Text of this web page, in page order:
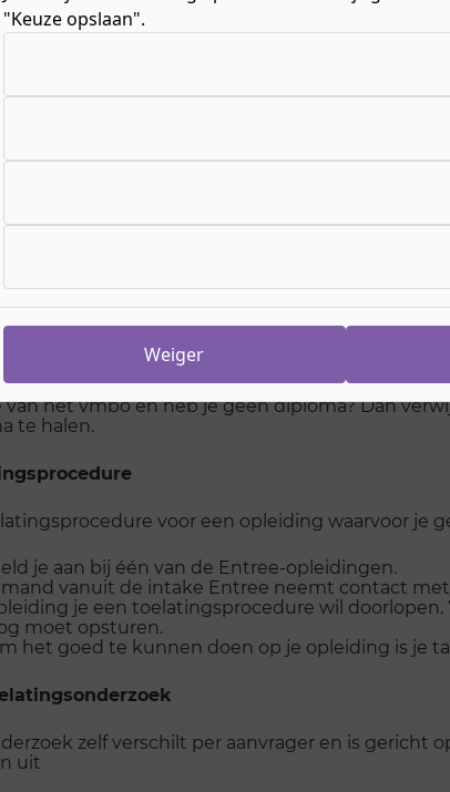
een toelatingsprocedure?
een bol-opleiding op niveau 2, 3 of 4 doen,
kunnen we een toelatingsprocedure
is er voor iedereen die:
het diploma niet het juiste niveau heeft
bijvoorbeeld geen afgeronde opleiding
en hebt een diploma uit je land van
succesvol af te ronden.
je diploma op het vmbo
van het vmbo en heb je geen diploma? Dan
te halen.
voor een opleiding waarvoor je
je aan bij één van de Entree-opleidingen.
vanuit de intake Entree neemt contact
je een toelatingsprocedure wil
moet opsturen.
het goed te kunnen doen op je opleiding is je
zelf verschilt per aanvrager en is gericht
uit
"Keuze opslaan".
Weiger